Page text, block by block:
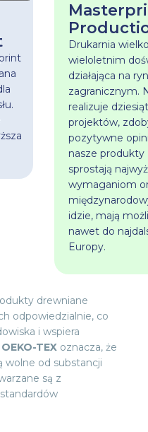
Drukarnia
wieloletnim
działająca na
zagranicznym.
realizuje
projektów,
pozytywne
nasze
sprostają
wymaganiom
idzie, mają
nawet do
Europy.
drewniane
odpowiedzialnie, co
i wspiera
OEKO-TEX oznacza, że
wolne od substancji
są z